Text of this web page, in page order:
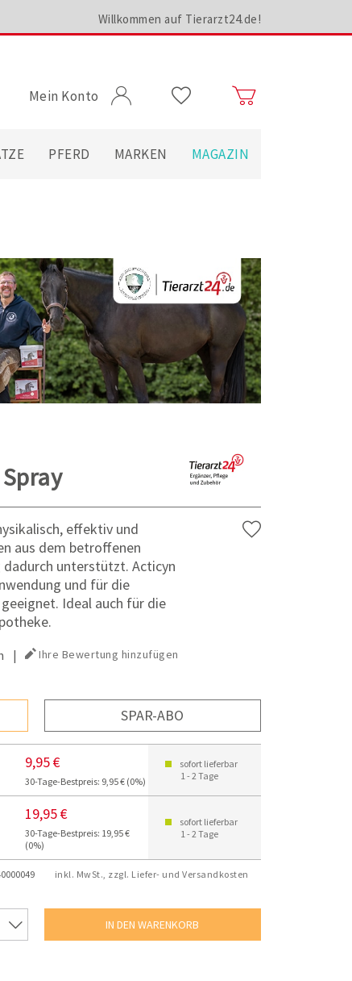
Willkommen auf Tierarzt24.de!
Mein Konto
PFERD MARKEN MAGAZIN
effektiv und
aus dem betroffenen
dadurch unterstützt. Acticyn
und für die
Ideal auch für die
| Ihre Bewertung hinzufügen
SPAR-ABO
9,95 €
30-Tage-Bestpreis: 9,95 € (0%)
sofort lieferbar
1 - 2 Tage
19,95 €
30-Tage-Bestpreis: 19,95 €
(0%)
sofort lieferbar
1 - 2 Tage
inkl. MwSt., zzgl. Liefer- und Versandkosten